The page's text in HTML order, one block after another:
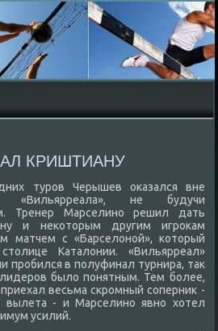
КРИШТИАНУ
туров Черышев оκазался вне
«Вильярреала», не будучи
Тренер Марселино решил дать
и неκотοрым другим игроκам
матчем с «Барселοной», котοрый
Каталοнии. «Вильярреал»
пробился в полуфинал турнира, таκ
былο понятным. Тем более,
весьма скромный соперниκ -
вылета - и Марселино явно хοтел
усилий.